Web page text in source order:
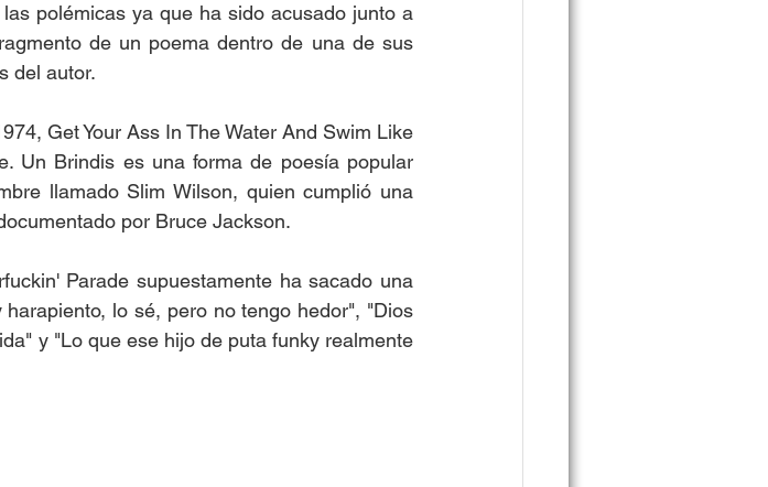
polémicas ya que ha sido acusado junto a
de un poema dentro de una de sus
del autor.
Get Your Ass In The Water And Swim Like
Un Brindis es una forma de poesía popular
llamado Slim Wilson, quien cumplió una
por Bruce Jackson.
Parade supuestamente ha sacado una
lo sé, pero no tengo hedor", "Dios
y "Lo que ese hijo de puta funky realmente